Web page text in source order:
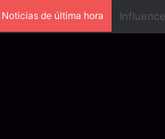
Noticias de última hora